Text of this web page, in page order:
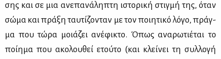
σης και σε μια ανε­πα­νά­λη­πτη ιστο­ρι­κή στιγ­μή της, όταν
σώ­μα και πρά­ξη ταυ­τί­ζο­νταν με τον ποι­η­τι­κό λό­γο, πράγ­
μα που τώ­ρα μοιά­ζει ανέ­φι­κτο. Όπως ανα­ρω­τιέ­ται το
ποί­η­μα που ακο­λου­θεί ετού­το (και κλεί­νει τη συλ­λο­γή